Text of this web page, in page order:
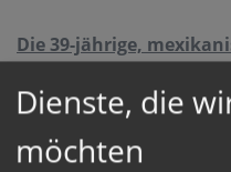
Die 39-jährige,
Frau im Laienstand, die
Präfektin das
leiten wird.
Dienste, die
möchten